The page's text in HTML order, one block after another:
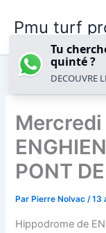
Pmu turf
PONT
Par Pierre Nolvac/13
Hippodrome de
Tu
quinté ?
DECOUVRE